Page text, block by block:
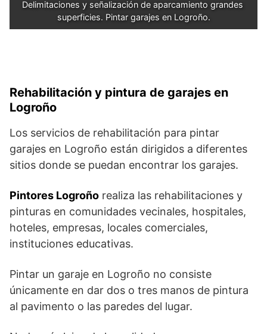
Delimitaciones y señalización de aparcamiento grandes
superficies. Pintar garajes en Logroño.
Rehabilitación y pintura de garajes en
Logroño
Los servicios de rehabilitación para pintar
garajes en Logroño están dirigidos a diferentes
sitios donde se puedan encontrar los garajes.
Pintores Logroño realiza las rehabilitaciones y
pinturas en comunidades vecinales, hospitales,
hoteles, empresas, locales comerciales,
instituciones educativas.
Pintar un garaje en Logroño no consiste
únicamente en dar dos o tres manos de pintura
al pavimento o las paredes del lugar.